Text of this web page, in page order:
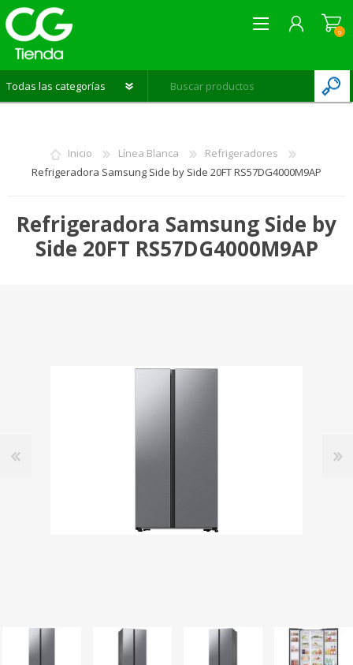
LISTA DE DESEOS
0
Inicio Línea Blanca
Refrigeradores
Refrigeradora Samsung Side by Side 20FT RS57DG4000M9AP
Refrigeradora Samsung Side by
Side 20FT RS57DG4000M9AP